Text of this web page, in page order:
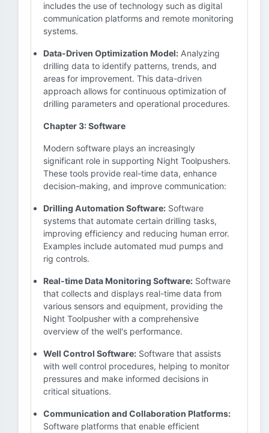
includes the use of technology such as digital
communication platforms and remote monitoring
systems.
Data-Driven Optimization Model: Analyzing
drilling data to identify patterns, trends, and
areas for improvement. This data-driven
approach allows for continuous optimization of
drilling parameters and operational procedures.
Chapter 3: Software
Modern software plays an increasingly
significant role in supporting Night Toolpushers.
These tools provide real-time data, enhance
decision-making, and improve communication:
Drilling Automation Software: Software
systems that automate certain drilling tasks,
improving efficiency and reducing human error.
Examples include automated mud pumps and
rig controls.
Real-time Data Monitoring Software: Software
that collects and displays real-time data from
various sensors and equipment, providing the
Night Toolpusher with a comprehensive
overview of the well's performance.
Well Control Software: Software that assists
with well control procedures, helping to monitor
pressures and make informed decisions in
critical situations.
Communication and Collaboration Platforms:
Software platforms that enable efficient